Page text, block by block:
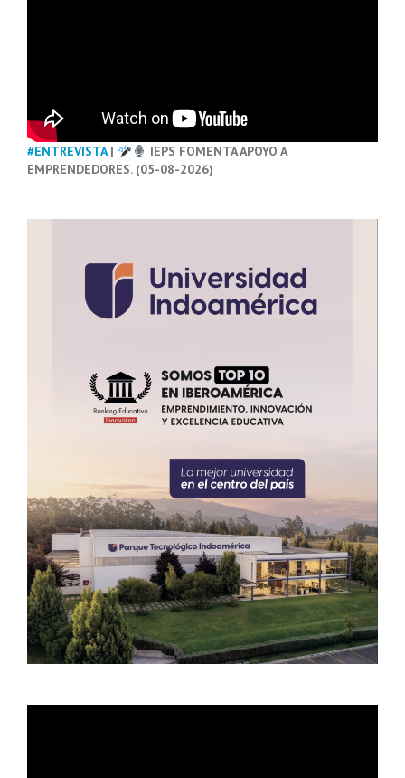
#ENTREVISTA|
IEPS FOMENTA APOYO A
EMPRENDEDORES. (05-08-2026)